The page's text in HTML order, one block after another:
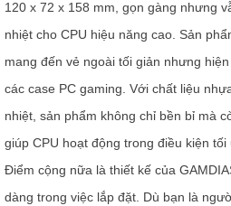
120 x 72 x 158 mm, gọn gàng nhưng
nhiệt cho CPU hiệu năng cao. Sản
mang đến vẻ ngoài tối giản nhưng
các case PC gaming. Với chất liệu
nhiệt, sản phẩm không chỉ bền bỉ mà
giúp CPU hoạt động trong điều kiện tối
Điểm cộng nữa là thiết kế của
dàng trong việc lắp đặt. Dù bạn là